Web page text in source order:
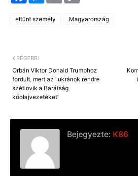
e
b
s
e
y
L
eltűnt személy Magyarország
RÉGEBBI
Orbán Viktor Donald Trumphoz
fordult, mert az "ukránok rendre
szétlövik a Barátság
kőolajvezetéket"
Bejegyezte: K86